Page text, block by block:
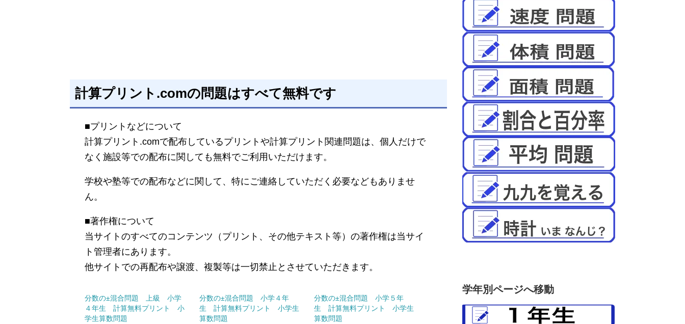
計算プリント.comの問題はすべて無料です
■プリントなどについて
計算プリント.comで配布しているプリントや計算プリント関連問題は、個人だけで
なく施設等での配布に関しても無料でご利用いただけます。
学校や塾等での配布などに関して、特にご連絡していただく必要などもありませ
ん。
■著作権について
当サイトのすべてのコンテンツ（プリント、その他テキスト等）の著作権は当サイ
ト管理者にあります。
他サイトでの再配布や譲渡、複製等は一切禁止とさせていただきます。
分数の±混合問題 上級 小学
４年生 計算無料プリント 小
学生算数問題
分数の±混合問題 小学４年
生 計算無料プリント 小学生
算数問題
分数の±混合問題 小学５年
生 計算無料プリント 小学生
算数問題
学年別ページへ移動